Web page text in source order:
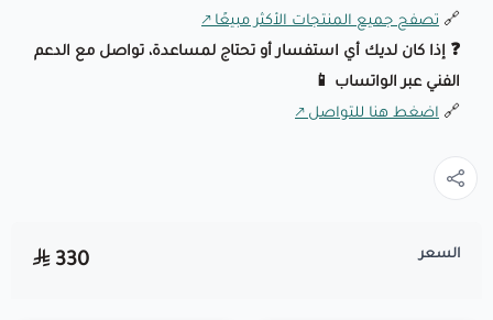
🔗 تصفح جميع المنتجات الأكثر مبيعًا
❓ إذا كان لديك أي استفسار أو تحتاج لمساعدة، تواصل مع الدعم
الفني عبر الواتساب 📱
🔗 اضغط هنا للتواصل
السعر 330